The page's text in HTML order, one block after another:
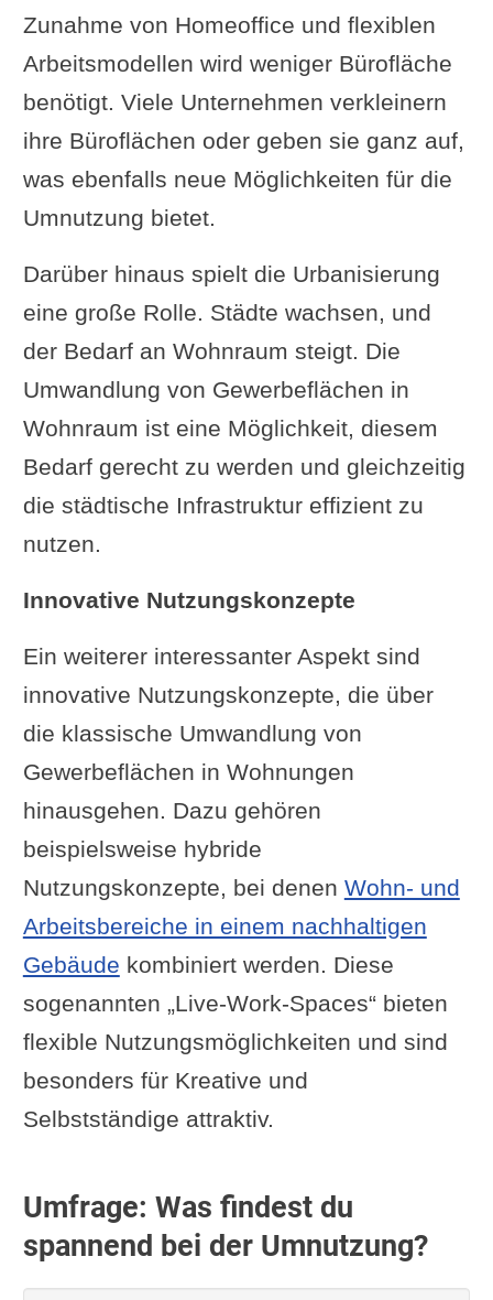
Zunahme von Homeoffice und flexiblen
Arbeitsmodellen wird weniger Bürofläche
benötigt. Viele Unternehmen verkleinern
ihre Büroflächen oder geben sie ganz auf,
was ebenfalls neue Möglichkeiten für die
Umnutzung bietet.
Darüber hinaus spielt die Urbanisierung
eine große Rolle. Städte wachsen, und
der Bedarf an Wohnraum steigt. Die
Umwandlung von Gewerbeflächen in
Wohnraum ist eine Möglichkeit, diesem
Bedarf gerecht zu werden und gleichzeitig
die städtische Infrastruktur effizient zu
nutzen.
Innovative Nutzungskonzepte
Ein weiterer interessanter Aspekt sind
innovative Nutzungskonzepte, die über
die klassische Umwandlung von
Gewerbeflächen in Wohnungen
hinausgehen. Dazu gehören
beispielsweise hybride
Nutzungskonzepte, bei denen Wohn- und
Arbeitsbereiche in einem nachhaltigen
Gebäude kombiniert werden. Diese
sogenannten „Live-Work-Spaces“ bieten
flexible Nutzungsmöglichkeiten und sind
besonders für Kreative und
Selbstständige attraktiv.
Umfrage: Was findest du
spannend bei der Umnutzung?